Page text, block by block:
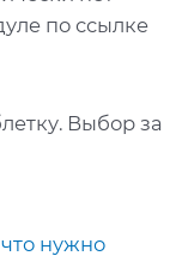
по ссылке
Выбор за
нужно